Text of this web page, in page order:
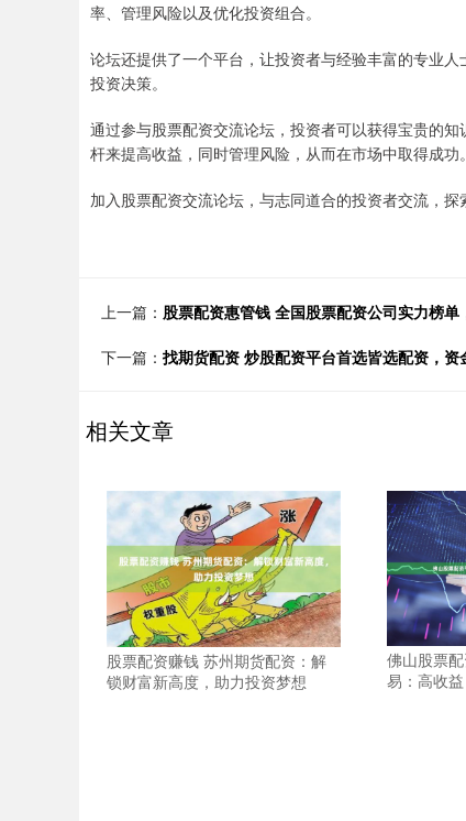
率、管理风险以及优化投资组合。
论坛还提供了一个平台，让投资者与经验丰富的专业
投资决策。
通过参与股票配资交流论坛，投资者可以获得宝贵的
杆来提高收益，同时管理风险，从而在市场中取得成功。
加入股票配资交流论坛，与志同道合的投资者交流，
上一篇： 股票配资惠管钱 全国股票配资公司实力榜
下一篇： 找期货配资 炒股配资平台首选皆选配资，
相关文章
股票配资赚钱 苏州期货配资：解
锁财富新高度，助力投资梦想
佛山股票
易：高收